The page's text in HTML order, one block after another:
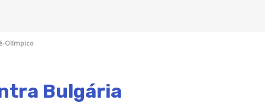
Olímpico
Bulgária